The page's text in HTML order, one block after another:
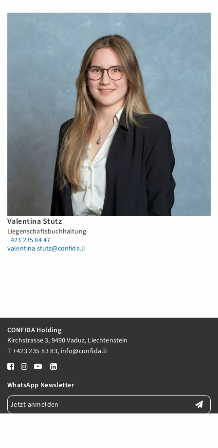
Valentina Stutz
Liegenschaftsbuchhaltung
+423 235 84 47
valentina.stutz@confida.li
CONFIDA Holding
Kirchstrasse 3, 9490 Vaduz, Liechtenstein
T+423 235 83 83, info@confida.li
WhatsApp Newsletter
Jetzt anmelden